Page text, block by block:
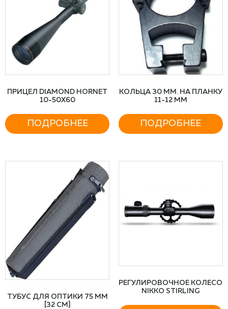
ПРИЦЕЛ DIAMOND HORNET
10-50X60
ПОДРОБНЕЕ
КОЛЬЦА 30 ММ. НА ПЛАНКУ
11-12 ММ
ПОДРОБНЕЕ
ТУБУС ДЛЯ ОПТИКИ 75 ММ
[32 СМ]
РЕГУЛИРОВОЧНОЕ КОЛЕСО
NIKKO STIRLING